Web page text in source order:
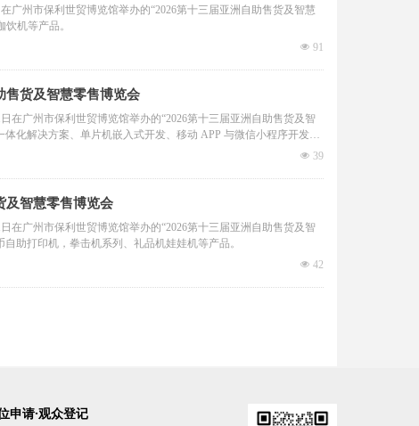
广州市保利世贸博览馆举办的“2026第十三届亚洲自助售货及智慧
机等产品。
넶 91
售货及智慧零售博览会
在广州市保利世贸博览馆举办的“2026第十三届亚洲自助售货及智
化解决方案、单片机嵌入式开发、移动 APP 与微信小程序开发、
넶 39
及智慧零售博览会
在广州市保利世贸博览馆举办的“2026第十三届亚洲自助售货及智
助打印机，拳击机系列、礼品机娃娃机等产品。
넶 42
申请·观众登记